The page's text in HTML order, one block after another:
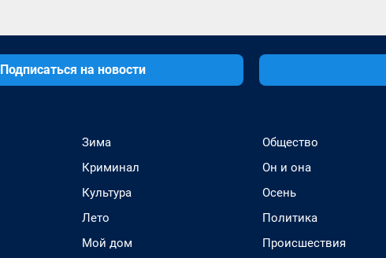
Подписаться на новости
Зима
Криминал
Культура
Лето
Мой дом
Общество
Он и она
Осень
Политика
Происшествия